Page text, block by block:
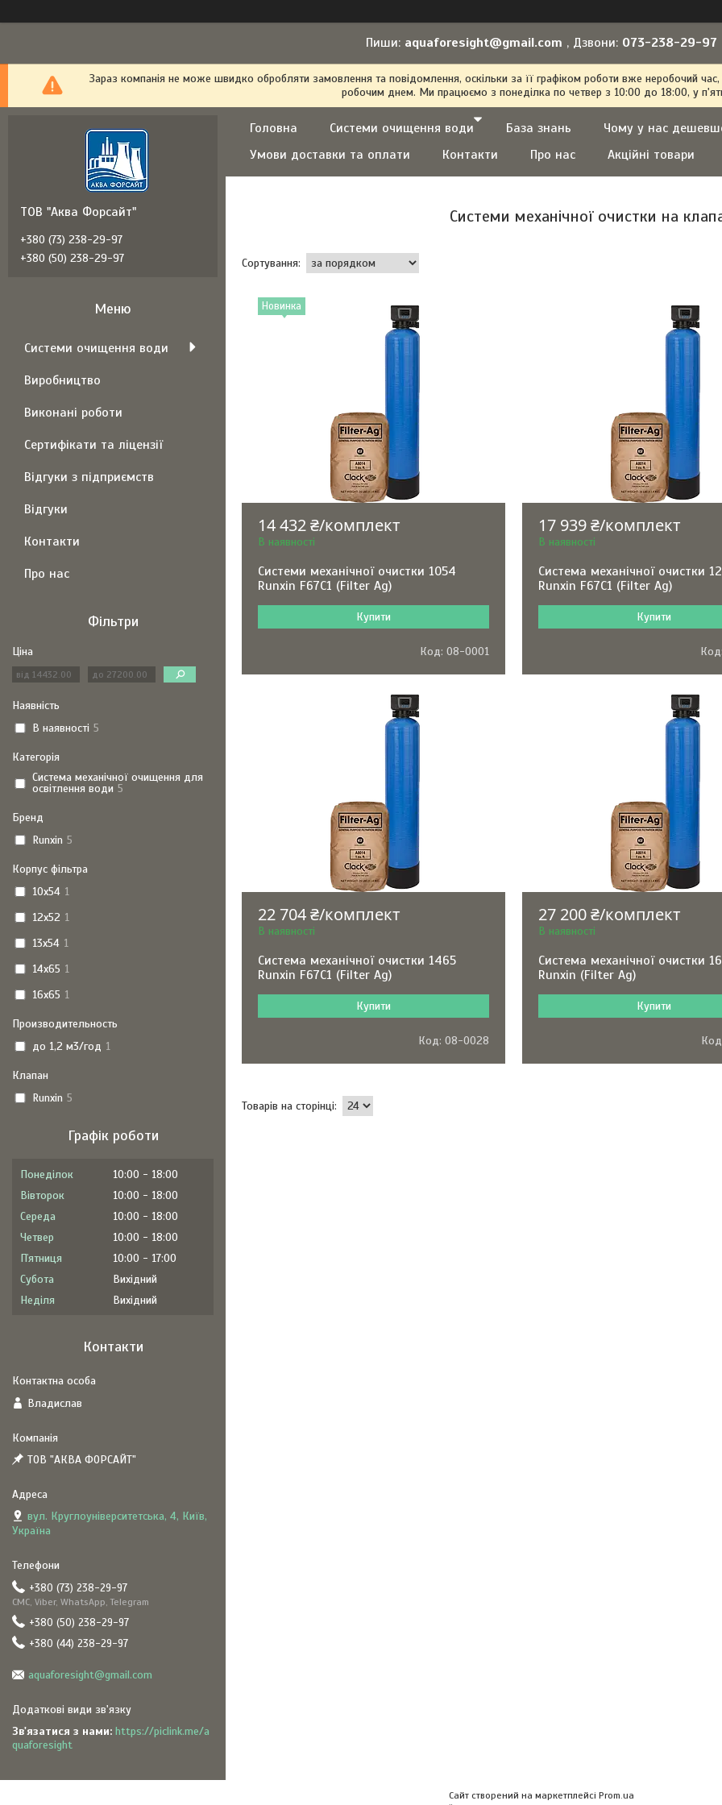
Пиши: aquaforesight@gmail.com , Дзвони: 073-238-29-97
Зараз компанія не може швидко обробляти замовлення та повідомлення, оскільки за її графіком роботи вже неробочий
робочим днем. Ми працюємо з понеділка по четвер з 10:00 до 18:00, у
Головна Системи очищення води База знань
Чому у нас
Умови доставки та оплати
Контакти Про нас Акційні товари
Системи механічної очистки на
Новинка
14 432 ₴/комплект
В наявності
Системи механічної очистки 1054
Runxin F67С1 (Filter Ag)
Купити
08-0001
17 939 ₴/комплект
В наявності
Система механічної очистки
Runxin F67С1 (Filter Ag)
Купити
22 704 ₴/комплект
В наявності
Система механічної очистки 1465
Runxin F67С1 (Filter Ag)
Купити
08-0028
27 200 ₴/комплект
В наявності
Система механічної очистки
Runxin (Filter Ag)
Купити
ТОВ "Аква Форсайт"
+380 (73) 238-29-97
+380 (50) 238-29-97
Системи очищення води
Виробництво
Виконані роботи
Сертифікати та ліцензії
Відгуки з підприємств
Відгуки
Контакти
Про нас
Фільтри
Ціна
Наявність
В наявності 5
Категорія
Система механічної очищення для
освітлення води 5
Бренд
Runxin 5
Корпус фільтра
10x54 1
12x52 1
13x54 1
14x65 1
16х65 1
Производительность
до 1,2 м3/год 1
Клапан
Runxin 5
Графік роботи
Понеділок 10:00
18:00
Вівторок
10:00
18:00
Середа
10:00
18:00
Четвер
10:00
18:00
Пʼятниця
10:00
17:00
Субота
Вихідний
Неділя
Вихідний
Контакти
Владислав
ТОВ "АКВА ФОРСАЙТ"
вул. Круглоуніверситетська, 4, Київ,
Україна
+380 (73) 238-29-97
СМС, Viber, WhatsApp, Telegram
+380 (50) 238-29-97
+380 (44) 238-29-97
aquaforesight@gmail.com
Зв'язатися з нами https://piclink.me/a
quaforesight
Сайт створений на маркетплейсі Prom.ua